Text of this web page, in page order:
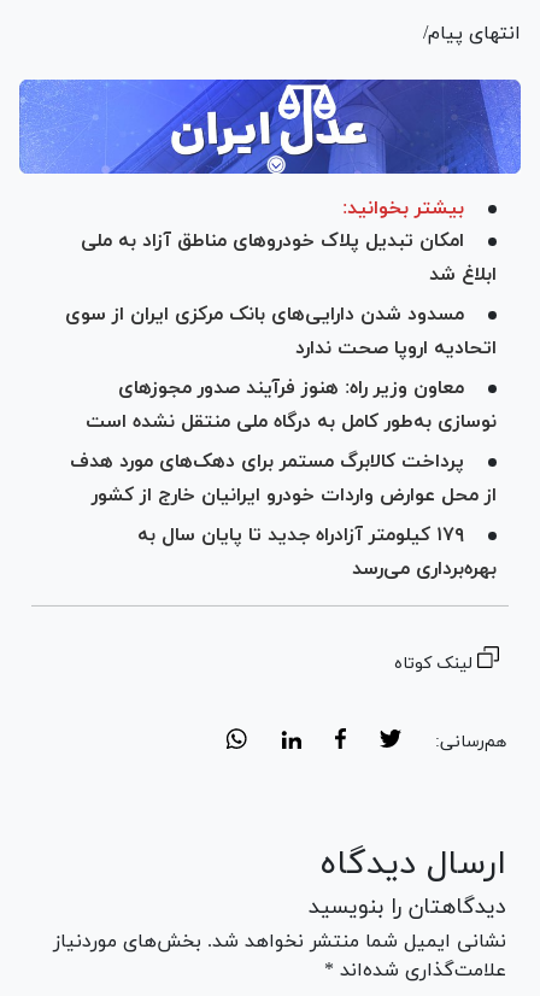
انتهای پیام/
بیشتر بخوانید:
امکان تبدیل پلاک خودرو‌های مناطق آزاد به ملی
ابلاغ شد
مسدود شدن دارایی‌های بانک مرکزی ایران از سوی
اتحادیه اروپا صحت ندارد
معاون وزیر راه: هنوز فرآیند صدور مجوزهای
نوسازی به‌طور کامل به درگاه ملی منتقل نشده است
پرداخت کالابرگ مستمر برای دهک‌های مورد هدف
از محل عوارض واردات خودرو ایرانیان خارج از کشور
۱۷۹ کیلومتر آزادراه جدید تا پایان سال به
بهره‌برداری می‌رسد
لینک کوتاه
هم‌رسانی:
ارسال دیدگاه
دیدگاهتان را بنویسید
نشانی ایمیل شما منتشر نخواهد شد. بخش‌های موردنیاز
علامت‌گذاری شده‌اند *